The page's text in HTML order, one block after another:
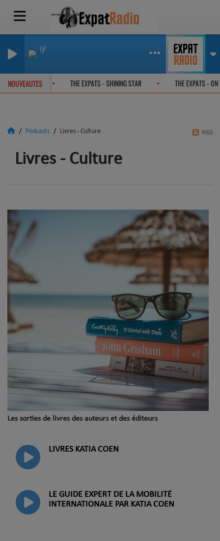
Play
NOUVEAUTES
ENCOUNTER THE EXPATS - SHINING STAR THE EXPATS -
Podcasts Livres - Culture
Livres - Culture
RSS
Les sorties de livres des auteurs et des éditeurs
LIVRES KATIA COEN
LE GUIDE EXPERT DE LA MOBILITÉ
INTERNATIONALE PAR KATIA COEN